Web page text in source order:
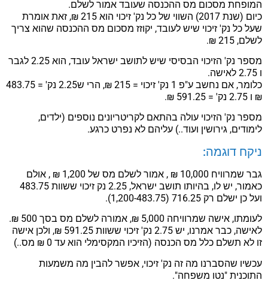
המופחת מסכום מס ההכנסה שעובד אמור לשלם.
כיום (שנת 2017) השווי של כל נק' זיכוי הוא 215 ₪, זאת אומרת
שעל כל נק' זיכוי שיש לעובד, יקוזז מסכום מס ההכנסה שהוא צריך
לשלם, 215 ₪.
מספר נק' הזיכוי הבסיסי שיש לתושב ישראל עובד, הוא 2.25 לגבר
ו 2.75 לאישה.
כלומר, אם נחשב ע"פ 1 נק' זיכוי = 215 ₪, הרי ש2.25 נק' = 483.75
₪ ו 2.75 נק' = 591.25 ₪.
מספר נק' הזיכוי עולה בהתאם לקריטריונים נוספים (ילדים,
לימודים, גירושין ועוד..) עליהם לא נפרט כרגע.
ניקח דוגמה:
גבר שמרוויח 10,000 ₪ , אמור לשלם מס של 1,200 ₪ , אולם
כאמור, יש לו, בהיותו תושב ישראל, 2.25 נק זיכוי ששוות 483.75
ועל כן ישלם רק 716.25 (1,200-483.75).
לעומתו, אישה שמרוויחה 5,000 ₪, אמורה לשלם מס בסך 500 ₪.
לאישה, כבר אמרנו, יש 2.75 נק' זיכוי ששוות 591.25 ₪, ולכן אישה
זו לא תשלם כלל מס הכנסה (הזיכיו המקסימלי הוא עד 0 ₪ מס..)
עכשיו שהסברנו מה זה נק' זיכוי, אפשר להבין מה משמעות
התוכנית "נטו משפחה".